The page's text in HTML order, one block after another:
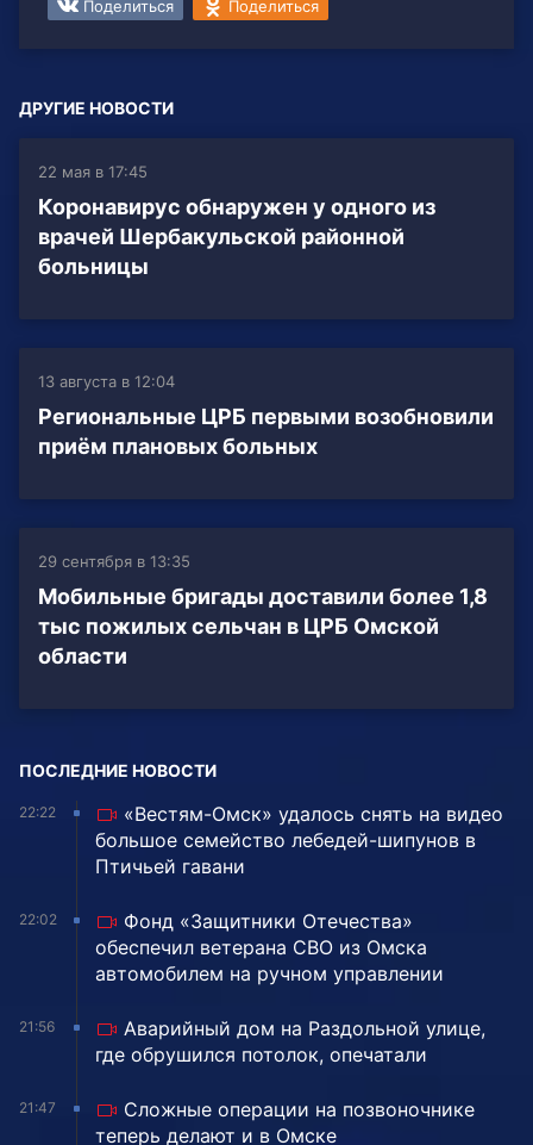
Поделиться Поделиться
ДРУГИЕ НОВОСТИ
22 мая в 17:45
Коронавирус обнаружен у одного из
врачей Шербакульской районной
больницы
13 августа в 12:04
Региональные ЦРБ первыми возобновили
приём плановых больных
29 сентября в 13:35
Мобильные бригады доставили более 1,8
тыс пожилых сельчан в ЦРБ Омской
области
ПОСЛЕДНИЕ НОВОСТИ
22:22
«Вестям-Омск» удалось снять на видео
большое семейство лебедей-шипунов в
Птичьей гавани
22:02
Фонд «Защитники Отечества»
обеспечил ветерана СВО из Омска
автомобилем на ручном управлении
21:56
Аварийный дом на Раздольной улице,
где обрушился потолок, опечатали
21:47
Сложные операции на позвоночнике
теперь делают и в Омске